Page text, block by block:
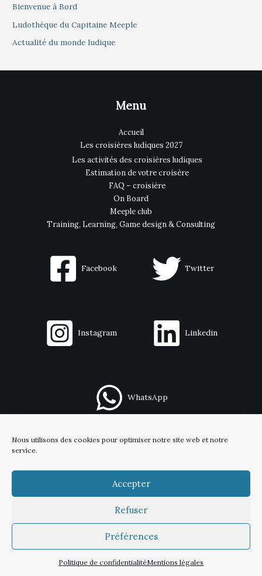
Nous utilisons des cookies pour optimiser notre site web et notre
service.
Accepter
Refuser
Préférences
Politique de confidentialitéMentions légales
Bienvenue à Bord
Ludothèque du Capitaine Meeple
Actualité du monde ludique
Menu
Accueil
Les croisières ludiques 2027
Les activités des croisières ludiques
Estimation de votre croisère
FAQ – croisière
On Board
Meeple club
Training, Learning, Game design & Consulting
Facebook Twitter
Instagram Linkedin
WhatsApp
Contact
Copyright © 2026 Capitaine Meeple